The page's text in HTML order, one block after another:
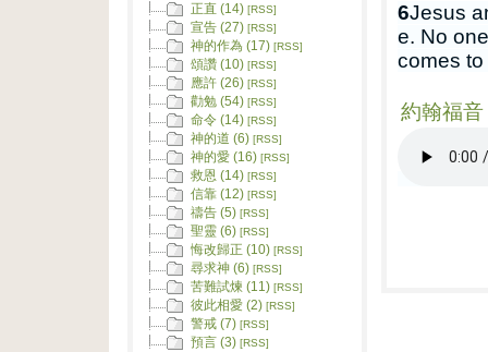
6Jesus
e. No one
comes
約翰福
正直 (14) [RSS]
宣告 (27) [RSS]
神的作為 (17) [RSS]
頌讚 (10) [RSS]
應許 (26) [RSS]
勸勉 (54) [RSS]
命令 (14) [RSS]
神的道 (6) [RSS]
神的愛 (16) [RSS]
救恩 (14) [RSS]
信靠 (12) [RSS]
禱告 (5) [RSS]
聖靈 (6) [RSS]
悔改歸正 (10) [RSS]
尋求神 (6) [RSS]
苦難試煉 (11) [RSS]
彼此相愛 (2) [RSS]
警戒 (7) [RSS]
預言 (3) [RSS]